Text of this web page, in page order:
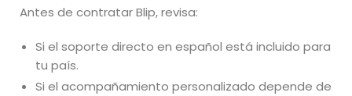
Antes de contratar Blip, revisa:
Si el soporte directo en español está incluido para
tu país.
Si el acompañamiento personalizado depende de